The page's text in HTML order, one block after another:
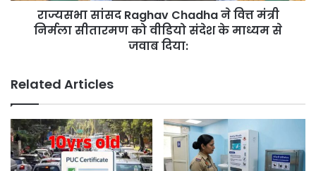
से
जवाब
दिया:
राज्यसभा सांसद Raghav Chadha ने वित्त मंत्री
निर्मला सीतारमण को वीडियो संदेश के माध्यम से
जवाब दिया:
Related Articles